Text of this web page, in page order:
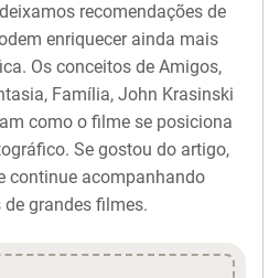
recomendações de
enriquecer ainda mais
Os conceitos de Amigos,
Família, John Krasinski
como o filme se posiciona
Se gostou do artigo,
continue acompanhando
grandes filmes.